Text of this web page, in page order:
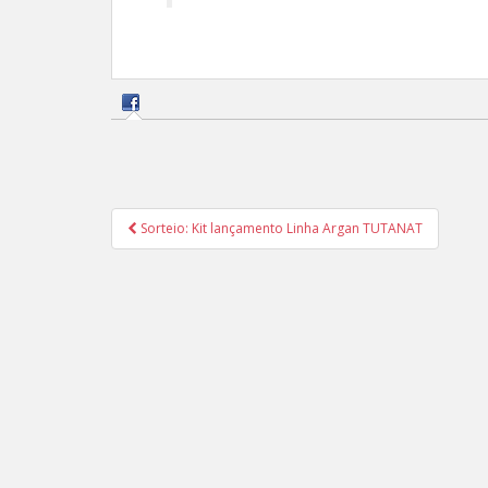
Navegação
de
Sorteio: Kit lançamento Linha Argan TUTANAT